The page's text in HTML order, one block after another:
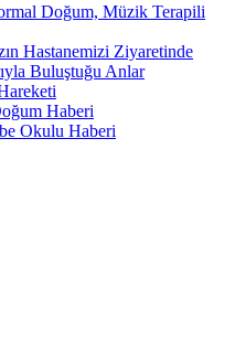
Doğum, Müzik Terapili
Hastanemizi Ziyaretinde
Buluştuğu Anlar
Haberi
Okulu Haberi